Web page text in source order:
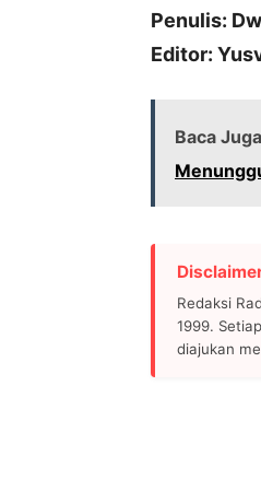
Penulis:
Editor:
Baca
Redaksi
1999.
diajukan